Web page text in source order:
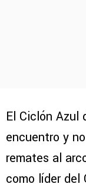
El Ciclón Azul
encuentro y
remates al
como líder del